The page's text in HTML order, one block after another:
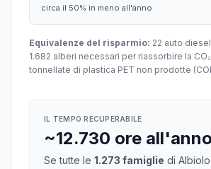
circa il 50% in meno all'anno
Equivalenze del risparmio: 22 auto
1.682 alberi necessari per riassorbire la CO₂
tonnellate di plastica PET non prodotte
IL TEMPO RECUPERABILE
~12.730 ore all'anno
Se tutte le 1.273 famiglie di